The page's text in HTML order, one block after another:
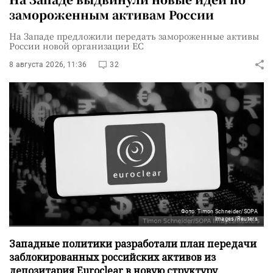
замороженным активам России
На Западе предложили передать замороженные активы
России новой организации ЕС
8 августа 2026, 11:36 32
Фото: Timon Schneider/SOPA
Images/Reuters
Западные политики разработали план передачи
заблокированных российских активов из